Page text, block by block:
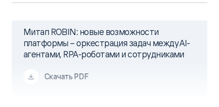
Митап ROBIN: новые возможности
платформы – оркестрация задач между AI-
агентами, RPA-роботами и сотрудниками
Скачать PDF